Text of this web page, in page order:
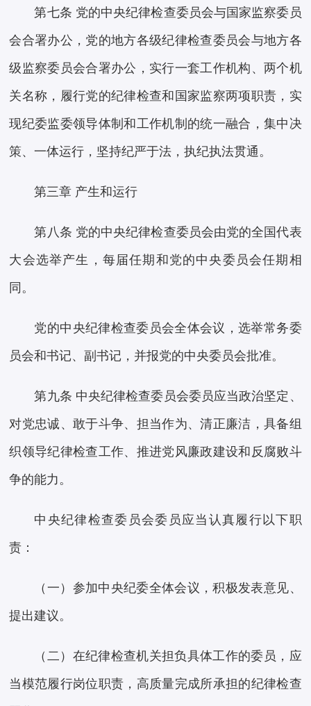
第七条 党的中央纪律检查委员会与国家监察委员
会合署办公，党的地方各级纪律检查委员会与地方各
级监察委员会合署办公，实行一套工作机构、两个机
关名称，履行党的纪律检查和国家监察两项职责，实
现纪委监委领导体制和工作机制的统一融合，集中决
策、一体运行，坚持纪严于法，执纪执法贯通。
第三章 产生和运行
第八条 党的中央纪律检查委员会由党的全国代表
大会选举产生，每届任期和党的中央委员会任期相
同。
党的中央纪律检查委员会全体会议，选举常务委
员会和书记、副书记，并报党的中央委员会批准。
第九条 中央纪律检查委员会委员应当政治坚定、
对党忠诚、敢于斗争、担当作为、清正廉洁，具备组
织领导纪律检查工作、推进党风廉政建设和反腐败斗
争的能力。
中央纪律检查委员会委员应当认真履行以下职
责：
（一）参加中央纪委全体会议，积极发表意见、
提出建议。
（二）在纪律检查机关担负具体工作的委员，应
当模范履行岗位职责，高质量完成所承担的纪律检查